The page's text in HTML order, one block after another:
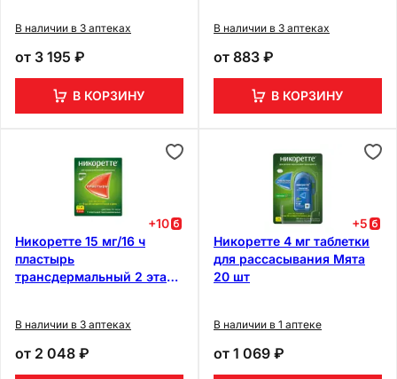
В наличии в 3 аптеках
от 3 195 ₽
В КОРЗИНУ
В наличии в 3 аптеках
от 883 ₽
В КОРЗИНУ
+10
Никоретте 15 мг/16 ч
пластырь
трансдермальный 2 этап
В наличии в 3 аптеках
от 2 048 ₽
+5
Никоретте 4 мг таблетки
для рассасывания Мята
20 шт
В наличии в 1 аптеке
от 1 069 ₽